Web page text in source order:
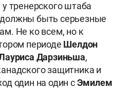
тренерского штаба
быть серьезные
Не ко всем, но к
периоде Шелдон
Дарзиньша,
защитника и
один на один сЭмилем